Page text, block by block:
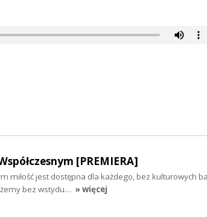
[PREMIERA]
miłość jest dostępna dla każdego, bez kulturowych
bez wstydu… » więcej